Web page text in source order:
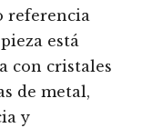
referencia
está
con cristales
de metal,
y